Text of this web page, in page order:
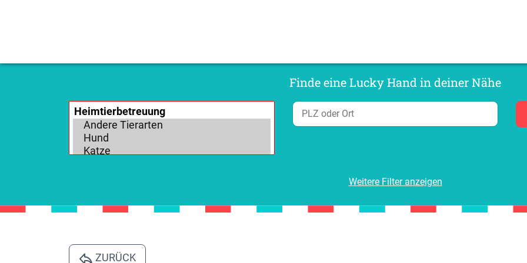
Finde eine Lucky Hand in deiner Nähe
Weitere Filter anzeigen
ZURÜCK